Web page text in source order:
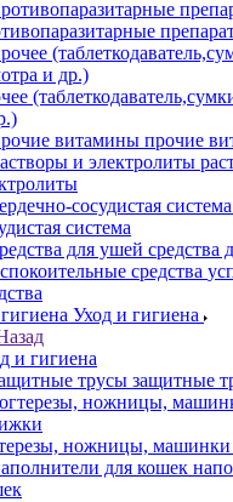
прочие
система
средства
Уход и гигиена
и гигиена
защитные
ножницы, машинки